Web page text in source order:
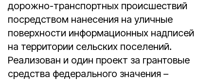
дорожно-транспортных происшествий
посредством нанесения на уличные
поверхности информационных надписей
на территории сельских поселений.
Реализован и один проект за грантовые
средства федерального значения –